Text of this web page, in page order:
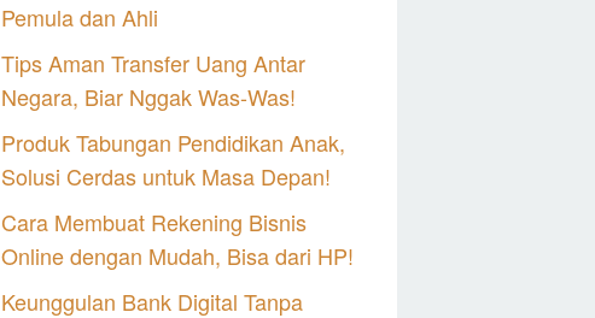
Pemula dan Ahli
Tips Aman Transfer Uang Antar
Negara, Biar Nggak Was-Was!
Produk Tabungan Pendidikan Anak,
Solusi Cerdas untuk Masa Depan!
Cara Membuat Rekening Bisnis
Online dengan Mudah, Bisa dari HP!
Keunggulan Bank Digital Tanpa